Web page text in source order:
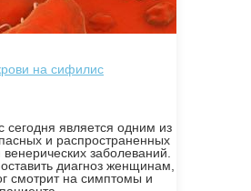
на сифилис
является одним из
и распространенных
венерических заболеваний.
диагноз женщинам,
смотрит на симптомы и